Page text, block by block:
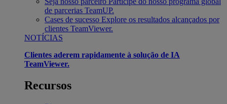
de parcerias TeamUP.
Cases de sucesso Explore os resultados alcançados por
clientes TeamViewer.
NOTÍCIAS
Clientes aderem rapidamente à solução de IA
TeamViewer.
Recursos